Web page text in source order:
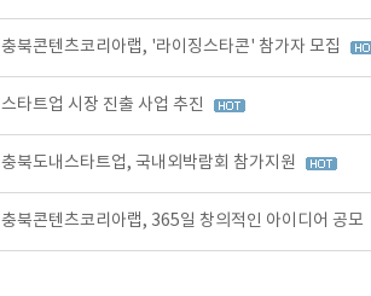
충북콘텐츠코리아랩, '라이징스타콘' 참가자 모집
스타트업 시장 진출 사업 추진
충북도내스타트업, 국내외박람회 참가지원
충북콘텐츠코리아랩, 365일 창의적인 아이디어 공모